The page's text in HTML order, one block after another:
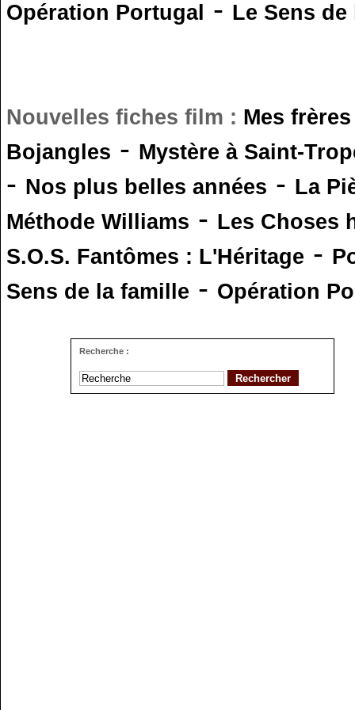
Opération Portugal - Le Sens
Nouvelles fiches film : Mes
Bojangles - Mystère à Saint-
- Nos plus belles années - La
Méthode Williams - Les Choses
S.O.S. Fantômes : L'Héritage -
Sens de la famille - Opération
Recherche :